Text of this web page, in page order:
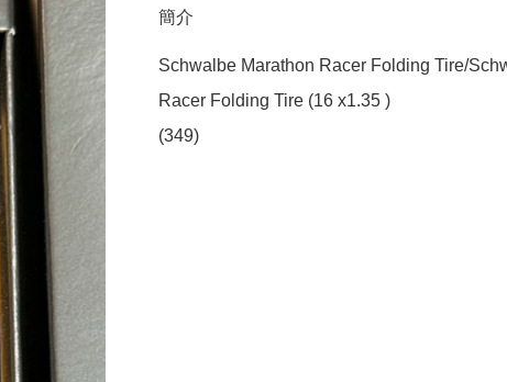
簡介
Schwalbe Marathon Racer Folding Tire/
Racer Folding Tire (16 x1.35 )
(349)